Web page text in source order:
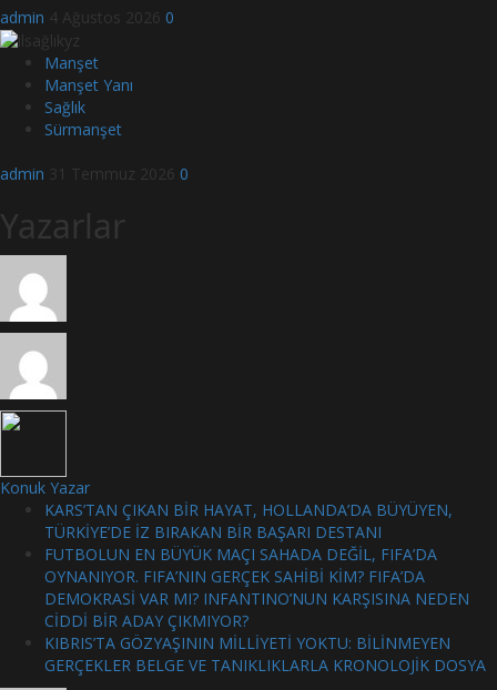
admin 4 Ağustos 2026 0
Manşet
Manşet Yanı
Sağlık
Sürmanşet
admin 31 Temmuz 2026 0
Yazarlar
Konuk Yazar
KARS’TAN ÇIKAN BİR HAYAT, HOLLANDA’DA BÜYÜYEN,
TÜRKİYE’DE İZ BIRAKAN BİR BAŞARI DESTANI
FUTBOLUN EN BÜYÜK MAÇI SAHADA DEĞİL, FIFA’DA
OYNANIYOR. FIFA’NIN GERÇEK SAHİBİ KİM? FIFA’DA
DEMOKRASİ VAR MI? INFANTINO’NUN KARŞISINA NEDEN
CİDDİ BİR ADAY ÇIKMIYOR?
KIBRIS’TA GÖZYAŞININ MİLLİYETİ YOKTU: BİLİNMEYEN
GERÇEKLER BELGE VE TANIKLIKLARLA KRONOLOJİK DOSYA